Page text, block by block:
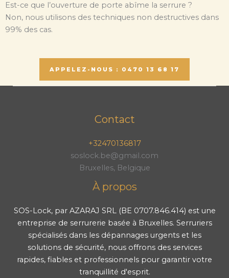
Est-ce que l’ouverture de porte abîme la serrure ?
Non, nous utilisons des techniques non destructives dans
99% des cas.
APPELEZ-NOUS : 0470 13 68 17
Contact
+32470136817
soslock.be@gmail.com
Bruxelles, Belgique
À propos
SOS-Lock, par AZARAJ SRL (BE 0707.846.414) est une
entreprise de serrurerie basée à Bruxelles. Serruriers
spécialisés dans les dépannages urgents et les
solutions de sécurité, nous offrons des services
rapides, fiables et professionnels pour garantir votre
tranquillité d'esprit.